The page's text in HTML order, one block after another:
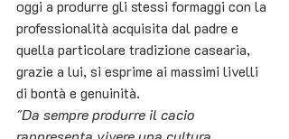
oggi a produrre gli stessi formaggi con la
professionalità acquisita dal padre e
quella particolare tradizione casearia,
grazie a lui, si esprime ai massimi livelli
di bontà e genuinità.
"Da sempre produrre il cacio